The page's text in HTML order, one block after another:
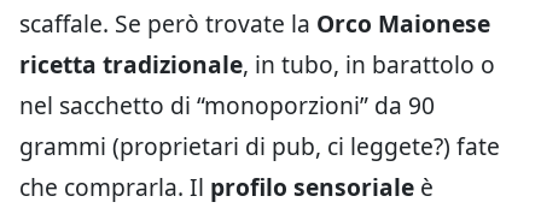
scaffale. Se però trovate la Orco Maionese
ricetta tradizionale, in tubo, in barattolo o
nel sacchetto di “monoporzioni” da 90
grammi (proprietari di pub, ci leggete?) fate
che comprarla. Il profilo sensoriale è